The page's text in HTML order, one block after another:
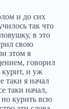
и до сих
так что
в это
свою
этом я
говорил
курит, и уж
таки я начал
таки начал,
но курить всю